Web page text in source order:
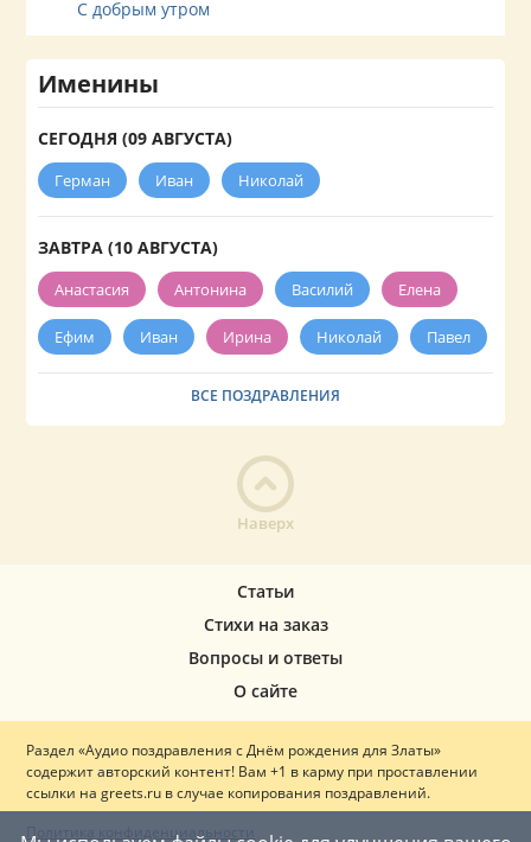
С добрым утром
Именины
СЕГОДНЯ (09 АВГУСТА)
Герман Иван Николай
ЗАВТРА (10 АВГУСТА)
Анастасия Антонина Василий Елена
Ефим Иван Ирина Николай Павел
ВСЕ ПОЗДРАВЛЕНИЯ
Наверх
Статьи
Стихи на заказ
Вопросы и ответы
О сайте
Раздел «Аудио поздравления с Днём рождения для Златы»
содержит авторский контент! Вам +1 в карму при проставлении
ссылки на greets.ru в случае копирования поздравлений.
Политика конфиденциальности